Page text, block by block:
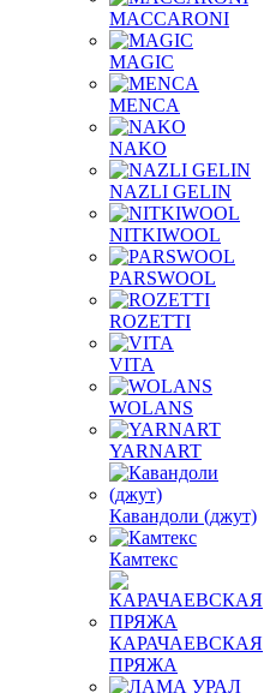
MACCARONI
MAGIC
MENCA
NAKO
NAZLI GELIN
NITKIWOOL
PARSWOOL
ROZETTI
VITA
WOLANS
YARNART
Кавандоли (джут)
Камтекс
КАРАЧАЕВСКАЯ
ПРЯЖА